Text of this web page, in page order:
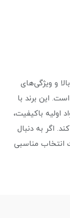
و ویژگی‌های
این برند با
اولیه باکیفیت،
اگر به دنبال
انتخاب مناسبی